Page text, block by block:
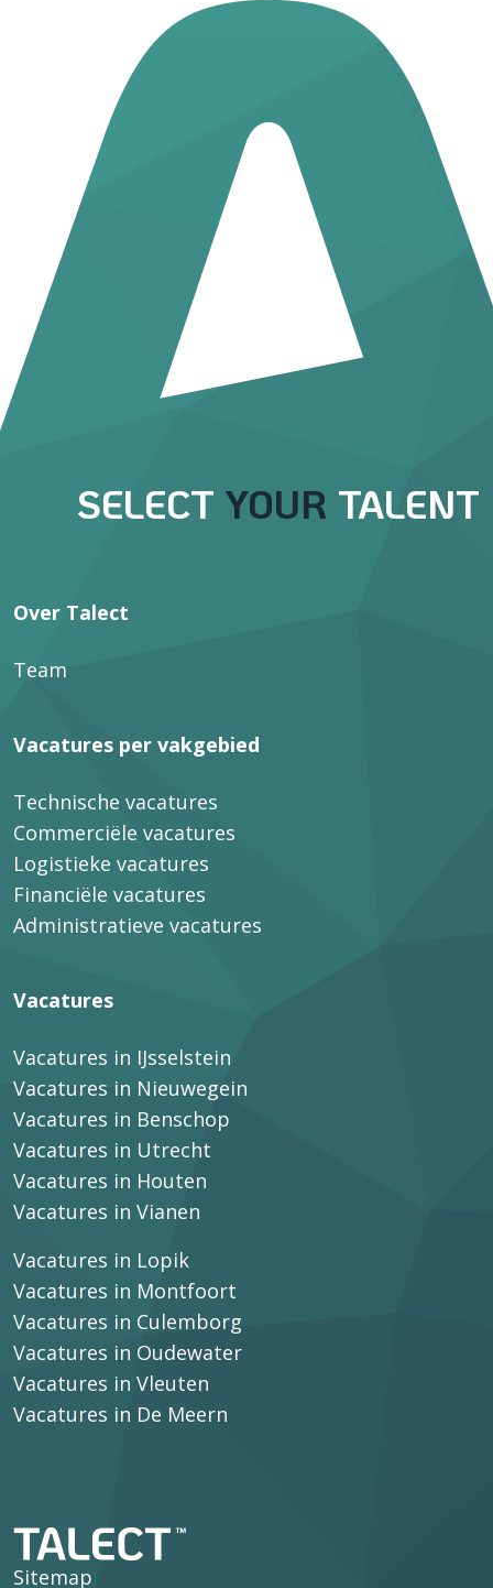
SELECT YOUR TALENT
Over Talect
Team
Vacatures per vakgebied
Technische vacatures
Commerciële vacatures
Logistieke vacatures
Financiële vacatures
Administratieve vacatures
Vacatures
Vacatures in IJsselstein
Vacatures in Nieuwegein
Vacatures in Benschop
Vacatures in Utrecht
Vacatures in Houten
Vacatures in Vianen
Vacatures in Lopik
Vacatures in Montfoort
Vacatures in Culemborg
Vacatures in Oudewater
Vacatures in Vleuten
Vacatures in De Meern
Sitemap